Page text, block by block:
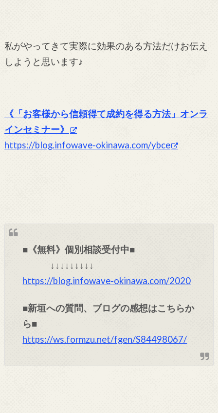
私がやってきて実際に効果のある方法だけお伝え
しようと思います♪
《「お客様から信頼得て成約を得る方法」オンラ
インセミナー》
https://blog.infowave-okinawa.com/ybce
■《無料》個別相談受付中■
↓↓↓↓↓↓↓↓↓
https://blog.infowave-okinawa.com/2020
■新垣への質問、ブログの感想はこちらか
ら■
https://ws.formzu.net/fgen/S84498067/